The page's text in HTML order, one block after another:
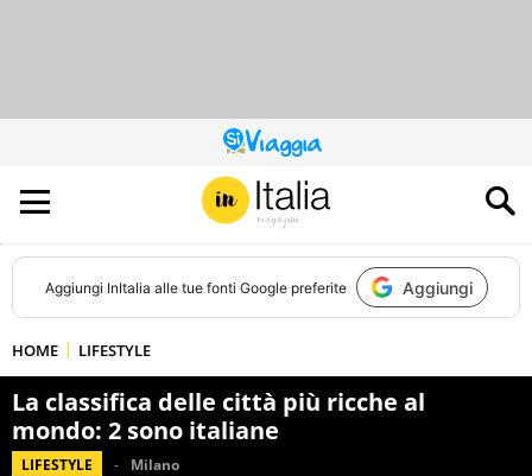
QUESTO
SITO
CONTRIBUISCE
ALL’AUDIENCE
DI
Aggiungi InItalia alle tue fonti Google preferite Aggiungi
HOME LIFESTYLE
La classifica delle città più ricche al
mondo: 2 sono italiane
LIFESTYLE Milano